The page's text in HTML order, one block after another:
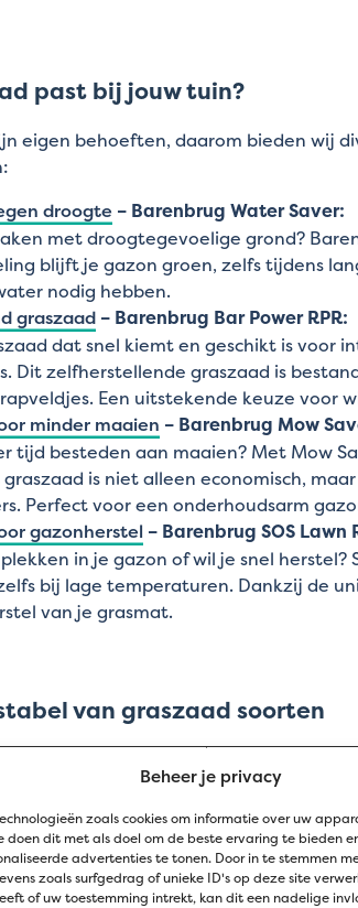
Beheer je privacy
zoals cookies om informatie over uw
doen dit met als doel om de beste ervaring te bieden
advertenties te tonen. Door in te stemmen
zoals surfgedrag of unieke ID's op deze site
of uw toestemming intrekt, kan dit een nadelige
past bij jouw tuin?
eigen behoeften, daarom bieden wij
droogte – Barenbrug Water Saver:
met droogtegevoelige grond?
blijft je gazon groen, zelfs tijdens
nodig hebben.
graszaad – Barenbrug Bar Power RPR:
dat snel kiemt en geschikt is voor
Dit zelfherstellende graszaad is
Een uitstekende keuze voor
minder maaien – Barenbrug Mow
tijd besteden aan maaien? Met Mow
is niet alleen economisch,
Perfect voor een onderhoudsarm
gazonherstel – Barenbrug SOS Lawn
in je gazon of wil je snel
bij lage temperaturen. Dankzij de
van je grasmat.
van graszaad soorten
Diepe
blijft groen
Snelkiemend,
tegen betreding
Langzaam